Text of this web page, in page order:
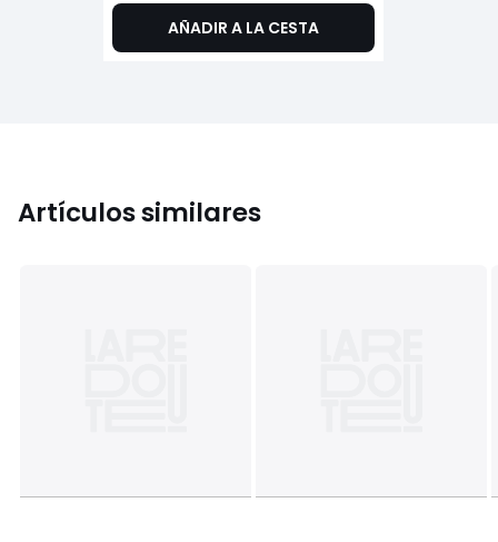
AÑADIR A LA CESTA
Artículos similares